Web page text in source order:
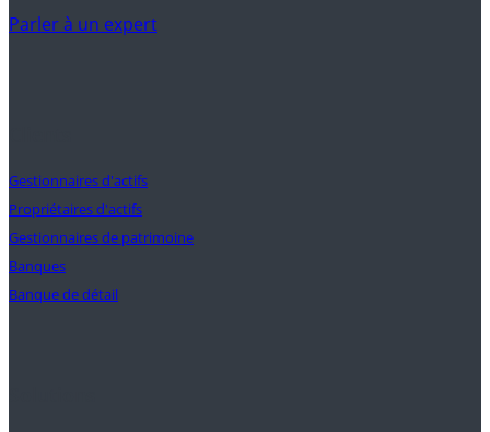
Parler à un expert
Gestionnaires d'actifs
Propriétaires d'actifs
Gestionnaires de patrimoine
Banques
Banque de détail